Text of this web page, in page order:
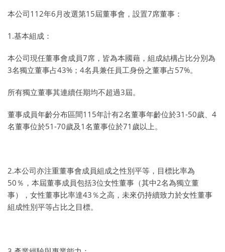
本公司112年6月改選第15屆董事會，設置7席董事：
1.基本組成：
本公司現任董事會成員7席，皆為本國藉，組成結構占比分別為
3名獨立董事占43%；4名具兼任員工身份之董事占57%。
所有獨立董事其連續任期均不超過3屆。
董事成員年齡分布區間115年計有2名董事年齡位於31-50歲、4
名董事位於51-70歲及1名董事位於71歲以上。
2.本公司亦注重董事會成員組成之性別平等，目標比率為
50％，本屆董事成員包括3位女性董事（其中2名為獨立董
事），女性董事比率達43％之高，未來仍持續致力於女性董事
組成性別平等占比之目標。